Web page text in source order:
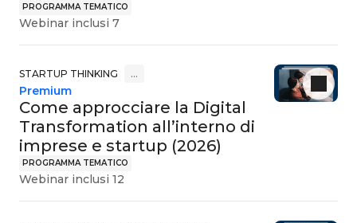
PROGRAMMA TEMATICO
Webinar inclusi 7
STARTUP THINKING …
PROGRAMMA TEMATICO
Come approcciare la Digital
Transformation all’interno di
imprese e startup (2026)
Premium
Webinar inclusi 12